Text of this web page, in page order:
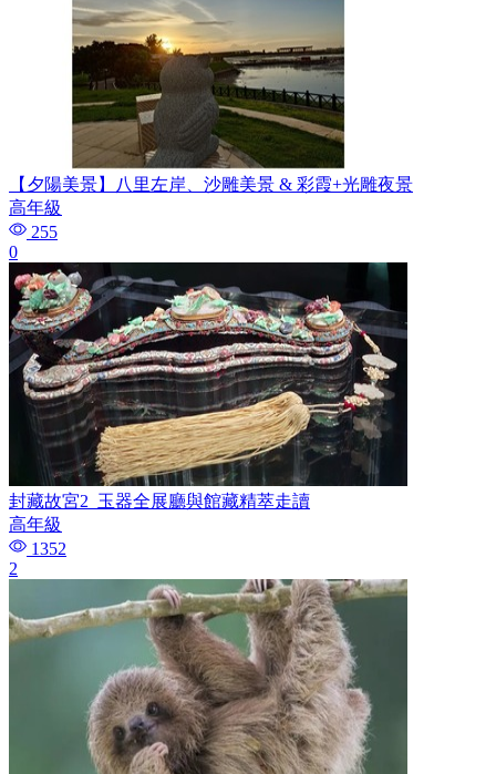
【夕陽美景】八里左岸、沙雕美景 & 彩霞+光雕夜景
高年級
255
0
封藏故宮2_玉器全展廳與館藏精萃走讀
高年級
1352
2